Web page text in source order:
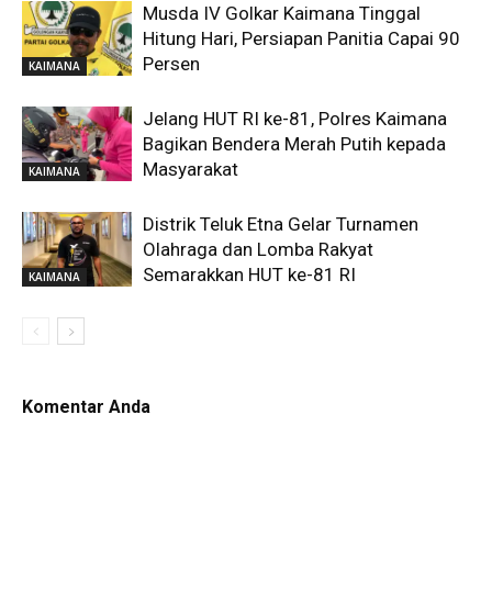
KAIMANA
Musda IV Golkar Kaimana Tinggal
Hitung Hari, Persiapan Panitia Capai 90
Persen
KAIMANA
Jelang HUT RI ke-81, Polres Kaimana
Bagikan Bendera Merah Putih kepada
Masyarakat
KAIMANA
Distrik Teluk Etna Gelar Turnamen
Olahraga dan Lomba Rakyat
Semarakkan HUT ke-81 RI
Komentar Anda